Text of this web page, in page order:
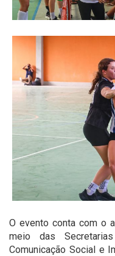
O evento conta com o
meio das
Comunicação Social e